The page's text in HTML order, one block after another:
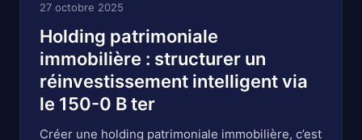
27 octobre 2025
Holding patrimoniale
immobilière : structurer un
réinvestissement intelligent via
le 150-0 B ter
Créer une holding patrimoniale immobilière, c’est